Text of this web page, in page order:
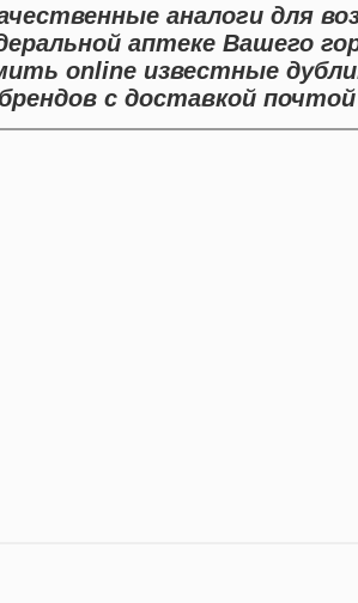
аналоги для
аптеке Вашего
online известные
с доставкой